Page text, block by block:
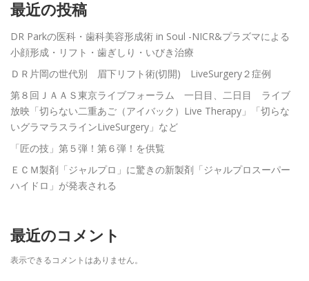
最近の投稿
DR Parkの医科・歯科美容形成術 in Soul -NICR&プラズマによる
小顔形成・リフト・歯ぎしり・いびき治療
ＤＲ片岡の世代別 眉下リフト術(切開) LiveSurgery２症例
第８回ＪＡＡＳ東京ライブフォーラム 一日目、二日目 ライブ
放映「切らない二重あご（アイバック）Live Therapy」「切らな
いグラマラスラインLiveSurgery」など
「匠の技」第５弾！第６弾！を供覧
ＥＣＭ製剤「ジャルプロ」に驚きの新製剤「ジャルプロスーパー
ハイドロ」が発表される
最近のコメント
表示できるコメントはありません。